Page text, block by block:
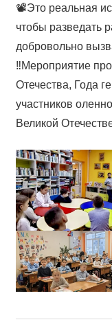
📽Это реальная
чтобы разведать
добровольно
‼Мероприятие
Отечества, Года
участников
Великой